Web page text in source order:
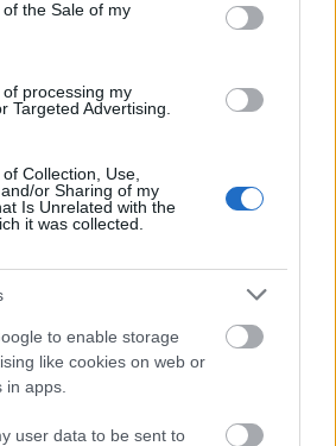
the Sale of my
processing my
Targeted Advertising.
Collection, Use,
or Sharing of my
Is Unrelated with the
it was collected.
to enable storage
like cookies on web or
apps.
user data to be sent to
στα αποτελέσματα
της Google
Ειδήσεις
οι δύο επόμενες
(με μόρια)